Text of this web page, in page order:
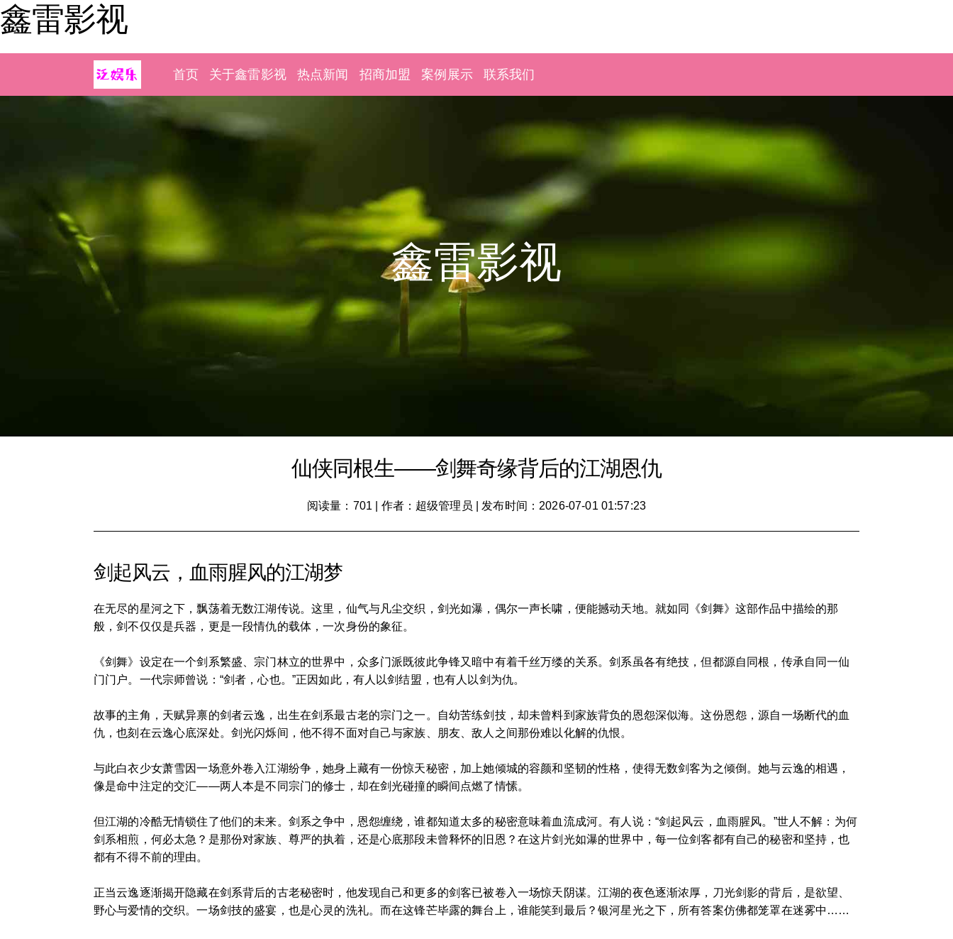
鑫雷影视
首页 关于鑫雷影视 热点新闻 招商加盟 案例展示 联系我们
鑫雷影视
仙侠同根生——剑舞奇缘背后的江湖恩仇
阅读量：701 作者：超级管理员 发布时间：2026-07-01 01:57:23
剑起风云，血雨腥风的江湖梦
在无尽的星河之下，飘荡着无数江湖传说。这里，仙气与凡尘交织，剑光如瀑，偶尔一声长啸，便能撼动天地。就如同《剑舞》这部作品中描绘的那
般，剑不仅仅是兵器，更是一段情仇的载体，一次身份的象征。
《剑舞》设定在一个剑系繁盛、宗门林立的世界中，众多门派既彼此争锋又暗中有着千丝万缕的关系。剑系虽各有绝技，但都源自同根，传承自同一仙
门门户。一代宗师曾说：“剑者，心也。”正因如此，有人以剑结盟，也有人以剑为仇。
故事的主角，天赋异禀的剑者云逸，出生在剑系最古老的宗门之一。自幼苦练剑技，却未曾料到家族背负的恩怨深似海。这份恩怨，源自一场断代的血
仇，也刻在云逸心底深处。剑光闪烁间，他不得不面对自己与家族、朋友、敌人之间那份难以化解的仇恨。
与此白衣少女萧雪因一场意外卷入江湖纷争，她身上藏有一份惊天秘密，加上她倾城的容颜和坚韧的性格，使得无数剑客为之倾倒。她与云逸的相遇，
像是命中注定的交汇——两人本是不同宗门的修士，却在剑光碰撞的瞬间点燃了情愫。
但江湖的冷酷无情锁住了他们的未来。剑系之争中，恩怨缠绕，谁都知道太多的秘密意味着血流成河。有人说：“剑起风云，血雨腥风。”世人不解：为何
剑系相煎，何必太急？是那份对家族、尊严的执着，还是心底那段未曾释怀的旧恩？在这片剑光如瀑的世界中，每一位剑客都有自己的秘密和坚持，也
都有不得不前的理由。
正当云逸逐渐揭开隐藏在剑系背后的古老秘密时，他发现自己和更多的剑客已被卷入一场惊天阴谋。江湖的夜色逐渐浓厚，刀光剑影的背后，是欲望、
野心与爱情的交织。一场剑技的盛宴，也是心灵的洗礼。而在这锋芒毕露的舞台上，谁能笑到最后？银河星光之下，所有答案仿佛都笼罩在迷雾中……